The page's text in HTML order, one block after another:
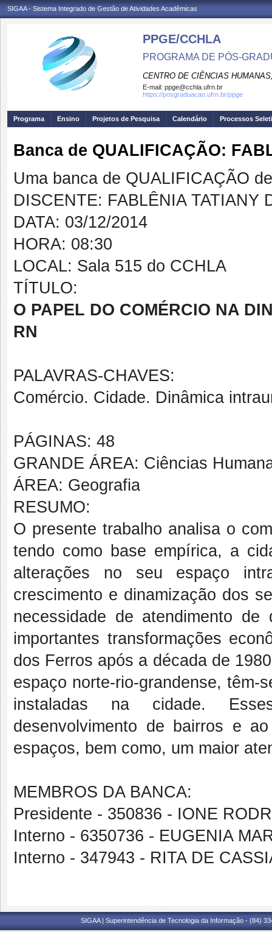
SIGAA - Sistema Integrado de Gestão de Atividades Acadêmicas
PPGE/CCHLA
PROGRAMA DE PÓS-
CENTRO DE CIÊNCIAS
E-mail: ppge@cchla.ufrn.br
https://posgraduacao.ufrn.br/ppge
Programa Ensino Projetos de Pesquisa Calendário Processos
Banca de QUALIFICAÇÃO:
Uma banca de QUALIFICAÇÃO
DISCENTE: FABLÊNIA TATIANY
DATA: 03/12/2014
HORA: 08:30
LOCAL: Sala 515 do CCHLA
TÍTULO:
O PAPEL DO COMÉRCIO NA
RN
PALAVRAS-CHAVES:
Comércio. Cidade. Dinâmica
PÁGINAS: 48
GRANDE ÁREA: Ciências
ÁREA: Geografia
RESUMO:
O presente trabalho analisa o
tendo como base empírica, a
alterações no seu espaço
crescimento e dinamização dos
necessidade de atendimento
importantes transformações
dos Ferros após a década de
espaço norte-rio-grandense, têm-
instaladas na cidade.
desenvolvimento de bairros e
espaços, bem como, um maior
MEMBROS DA BANCA:
Presidente - 350836 - IONE
Interno - 6350736 - EUGENIA
Interno - 347943 - RITA DE
SIGAA | Superintendência de Tecnologia da Informação - (84)